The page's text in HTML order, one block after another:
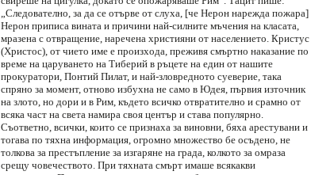
„Следователно, за да се отърве от слуха, [че Нерон нарежда пожара]
Нерон приписа вината и причини най-силните мъчения на класата,
мразена с отвращение, наречена християни от населението. Кристус
(Христос), от чието име е произхода, преживя смъртно наказание по
време на царуването на Тиберий в ръцете на един от нашите
прокуратори, Понтий Пилат, и най-зловредното суеверие, така
спряно за момент, отново избухна не само в Юдея, първия източник
на злото, но дори и в Рим, където всичко отвратително и срамно от
всяка част на света намира своя център и става популярно.
Съответно, всички, които се признаха за виновни, бяха арестувани и
тогава по тяхна информация, огромно множество бе осъдено, не
толкова за престъпление за изгаряне на града, колкото за омраза
срещу човечеството. При тяхната смърт имаше всякакви